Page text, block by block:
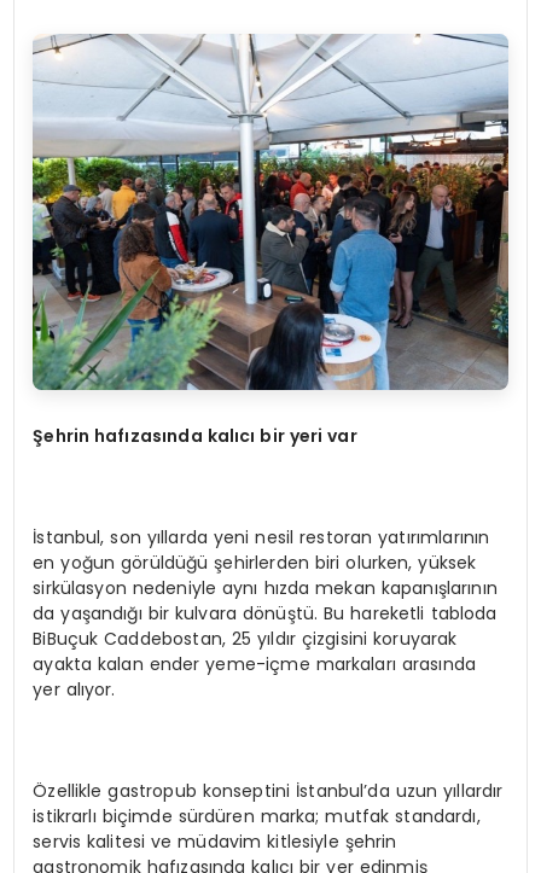
Şehrin hafızasında kalıcı bir yeri var
İstanbul, son yıllarda yeni nesil restoran yatırımlarının
en yoğun görüldüğü şehirlerden biri olurken, yüksek
sirkülasyon nedeniyle aynı hızda mekan kapanışlarının
da yaşandığı bir kulvara dönüştü. Bu hareketli tabloda
BiBuçuk Caddebostan, 25 yıldır çizgisini koruyarak
ayakta kalan ender yeme-içme markaları arasında
yer alıyor.
Özellikle gastropub konseptini İstanbul’da uzun yıllardır
istikrarlı biçimde sürdüren marka; mutfak standardı,
servis kalitesi ve müdavim kitlesiyle şehrin
gastronomik hafızasında kalıcı bir yer edinmiş